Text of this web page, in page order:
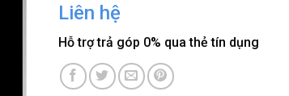
Liên hệ
Hỗ trợ trả góp 0% qua thẻ tín dụng